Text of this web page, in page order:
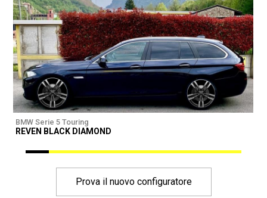
BMW Serie 5 Touring
REVEN BLACK DIAMOND
Prova il nuovo configuratore